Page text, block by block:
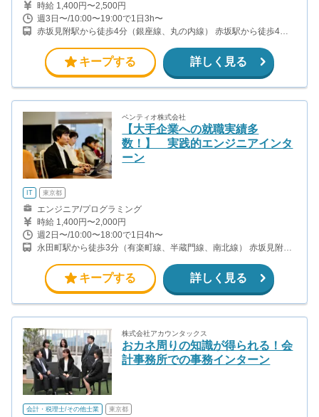
時給 1,400円〜2,500円
週3日〜/10:00〜19:00で1日3h〜
赤坂見附駅から徒歩4分（銀座線、丸の内線） 赤坂駅から徒歩4分
線） 溜池山王駅から徒歩10分（銀座線、南北線）
キープする 詳しく見る
ペンティオ株式会社
【大手企業への就職実績多
数！】 実践的エンジニアインタ
ーン
IT 東京都
エンジニア/プログラミング
時給 1,400円〜2,000円
週2日〜/10:00〜18:00で1日4h〜
永田町駅から徒歩3分（有楽町線、半蔵門線、南北線） 赤坂見附駅
キープする 詳しく見る
株式会社アカウンタックス
おカネ周りの知識が得られる！会
計事務所での事務インターン
会計・税理士/その他士業 東京都